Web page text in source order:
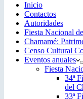
Inicio
Contactos
Autoridades
Fiesta Nacional
Chamamé:
Censo Cultural
Eventos anuales
Fiesta
34ª
del
33ª